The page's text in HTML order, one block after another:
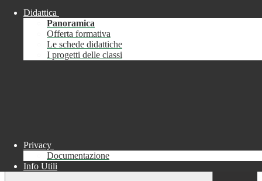
Chiudi
Informazione
Didattica
Panoramica
Offerta formativa
Le schede didattiche
I progetti delle classi
Privacy
Documentazione
Info Utili